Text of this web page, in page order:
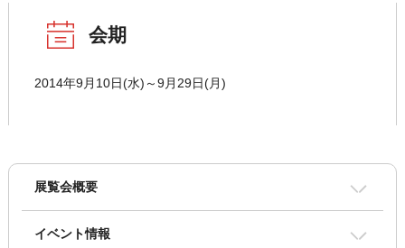
会期
2014年9月10日(水)～9月29日(月)
展覧会概要
イベント情報